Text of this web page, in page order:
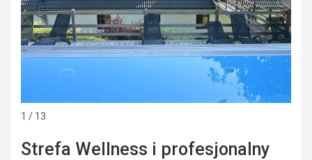
1 / 13
Strefa Wellness i profesjonalny